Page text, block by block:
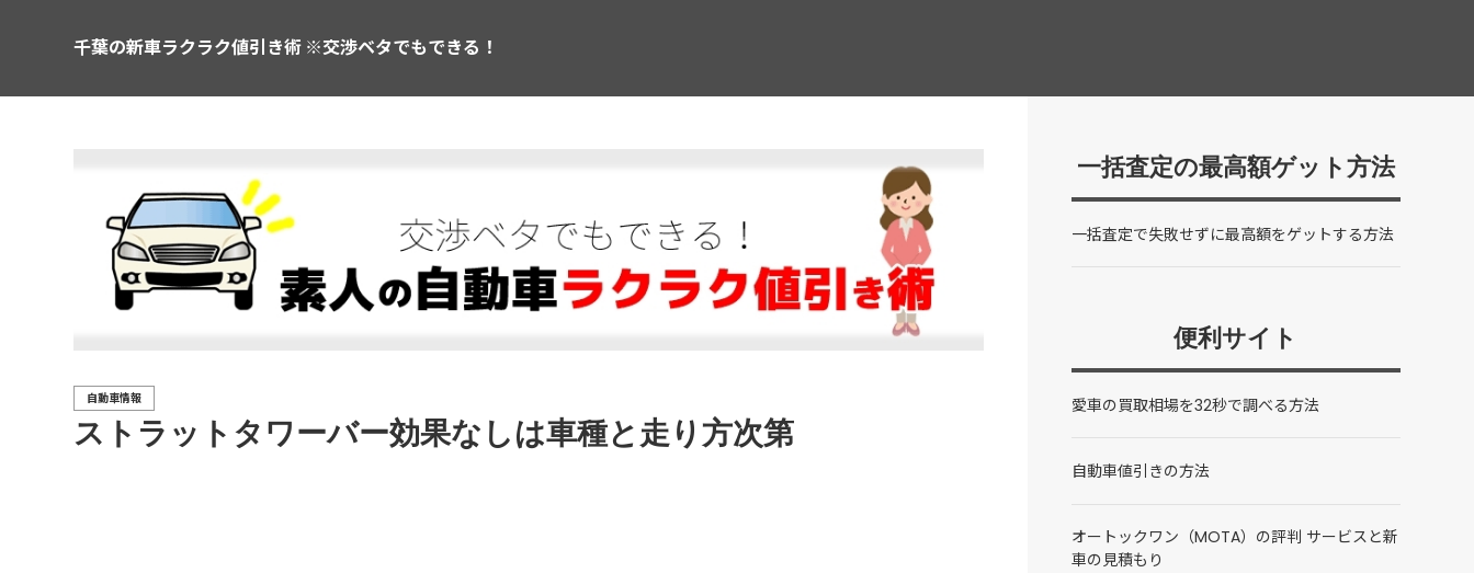
千葉の新車ラクラク値引き術 ※交渉ベタでもできる！
ストラットタワーバー効果なしは車種と走り方次第
自動車情報
一括査定の最高額ゲット方法
一括査定で失敗せずに最高額をゲットする方法
便利サイト
愛車の買取相場を32秒で調べる方法
自動車値引きの方法
オートックワン（MOTA）の評判 サービスと新
車の見積もり